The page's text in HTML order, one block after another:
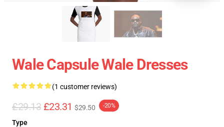
Wale Capsule Wale Dresses
(1 customer reviews)
£29.13 £23.31 $29.50 -20%
Type